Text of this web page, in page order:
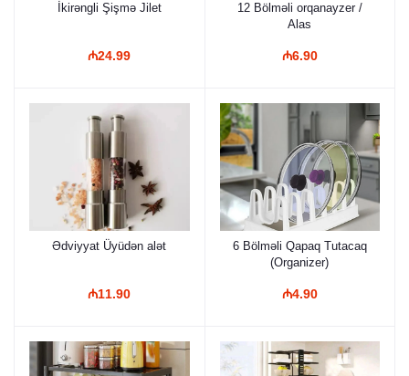
İkirəngli Şişmə Jilet
₼24.99
12 Bölməli orqanayzer /
Alas
₼6.90
Ədviyyat Üyüdən alət
₼11.90
6 Bölməli Qapaq Tutacaq
(Organizer)
₼4.90